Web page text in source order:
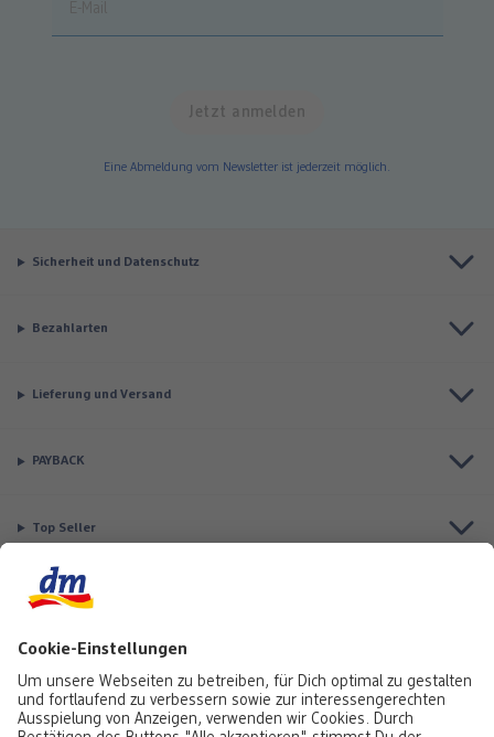
Eine Abmeldung vom Newsletter ist jederzeit möglich.
Sicherheit und Datenschutz
Bezahlarten
Lieferung und Versand
PAYBACK
Top Seller
Aktuell besonders beliebt
Service & Auftragsstatus
Informationen